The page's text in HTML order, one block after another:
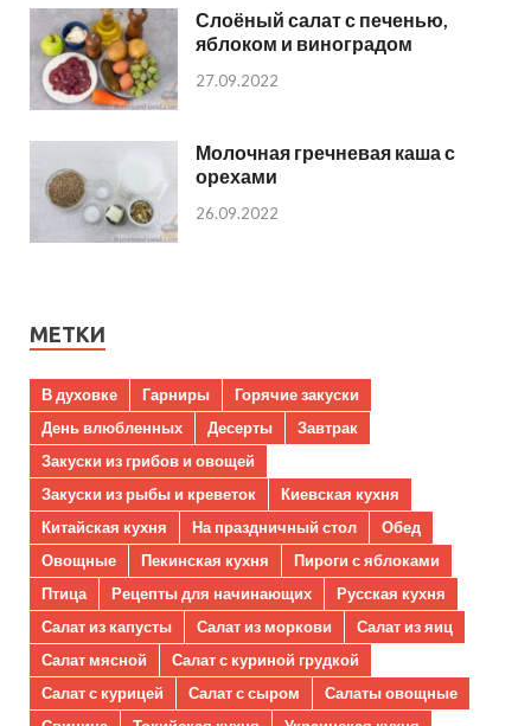
Слоёный салат с печенью,
яблоком и виноградом
27.09.2022
Молочная гречневая каша с
орехами
26.09.2022
МЕТКИ
В духовке Гарниры
Горячие закуски
День влюбленных
Десерты
Завтрак
Закуски из грибов и овощей
Закуски из рыбы и креветок
Киевская кухня
Китайская кухня
На праздничный стол
Обед
Овощные
Пекинская кухня
Пироги с яблоками
Птица
Рецепты для начинающих
Русская кухня
Салат из капусты
Салат из моркови
Салат из яиц
Салат мясной
Салат с куриной грудкой
Салат с курицей
Салат с сыром
Салаты овощные